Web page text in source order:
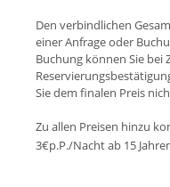
Den verbindlichen
einer Anfrage oder
Buchung können Sie bei
Sie dem finalen Preis
Zu allen Preisen hinzu
3€p.P./Nacht ab 15